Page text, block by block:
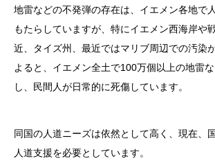
地雷などの不発弾の存在は、イエメン各地で
もたらしていますが、特にイエメン西海岸や
近、タイズ州、最近ではマリブ周辺での汚染
よると、イエメン全土で100万個以上の地雷
し、民間人が日常的に死傷しています。
同国の人道ニーズは依然として高く、現在、
人道支援を必要としています。